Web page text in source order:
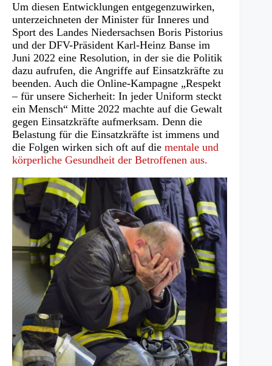
Um diesen Entwicklungen entgegenzuwirken,
unterzeichneten der Minister für Inneres und
Sport des Landes Niedersachsen Boris Pistorius
und der DFV-Präsident Karl-Heinz Banse im
Juni 2022 eine Resolution, in der sie die Politik
dazu aufrufen, die Angriffe auf Einsatzkräfte zu
beenden. Auch die Online-Kampagne „Respekt
– für unsere Sicherheit: In jeder Uniform steckt
ein Mensch“ Mitte 2022 machte auf die Gewalt
gegen Einsatzkräfte aufmerksam. Denn die
Belastung für die Einsatzkräfte ist immens und
die Folgen wirken sich oft auf die mentale und
körperliche Gesundheit der Betroffenen aus.